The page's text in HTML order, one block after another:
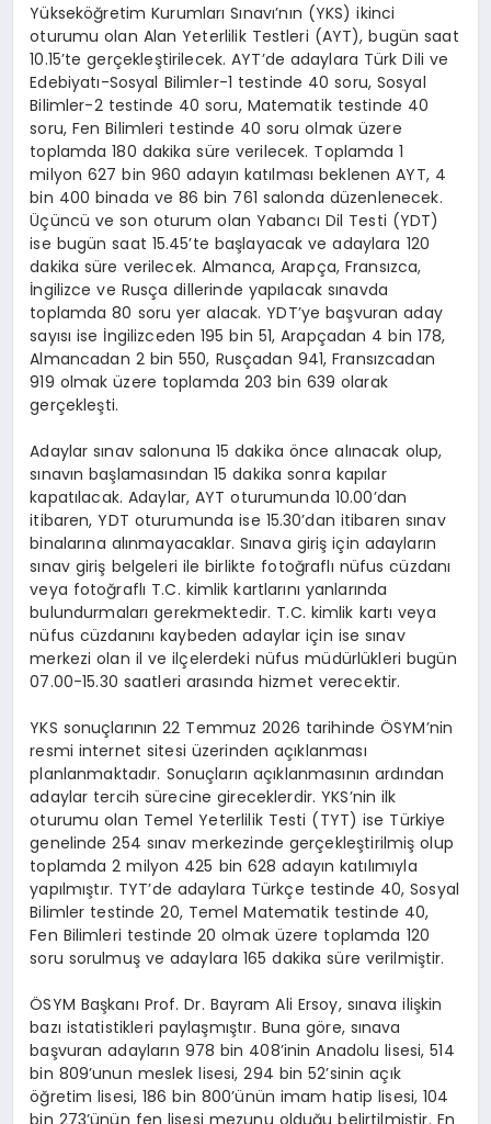
Yükseköğretim Kurumları Sınavı’nın (YKS) ikinci
oturumu olan Alan Yeterlilik Testleri (AYT), bugün saat
10.15’te gerçekleştirilecek. AYT’de adaylara Türk Dili ve
Edebiyatı-Sosyal Bilimler-1 testinde 40 soru, Sosyal
Bilimler-2 testinde 40 soru, Matematik testinde 40
soru, Fen Bilimleri testinde 40 soru olmak üzere
toplamda 180 dakika süre verilecek. Toplamda 1
milyon 627 bin 960 adayın katılması beklenen AYT, 4
bin 400 binada ve 86 bin 761 salonda düzenlenecek.
Üçüncü ve son oturum olan Yabancı Dil Testi (YDT)
ise bugün saat 15.45’te başlayacak ve adaylara 120
dakika süre verilecek. Almanca, Arapça, Fransızca,
İngilizce ve Rusça dillerinde yapılacak sınavda
toplamda 80 soru yer alacak. YDT’ye başvuran aday
sayısı ise İngilizceden 195 bin 51, Arapçadan 4 bin 178,
Almancadan 2 bin 550, Rusçadan 941, Fransızcadan
919 olmak üzere toplamda 203 bin 639 olarak
gerçekleşti.
Adaylar sınav salonuna 15 dakika önce alınacak olup,
sınavın başlamasından 15 dakika sonra kapılar
kapatılacak. Adaylar, AYT oturumunda 10.00’dan
itibaren, YDT oturumunda ise 15.30’dan itibaren sınav
binalarına alınmayacaklar. Sınava giriş için adayların
sınav giriş belgeleri ile birlikte fotoğraflı nüfus cüzdanı
veya fotoğraflı T.C. kimlik kartlarını yanlarında
bulundurmaları gerekmektedir. T.C. kimlik kartı veya
nüfus cüzdanını kaybeden adaylar için ise sınav
merkezi olan il ve ilçelerdeki nüfus müdürlükleri bugün
07.00-15.30 saatleri arasında hizmet verecektir.
YKS sonuçlarının 22 Temmuz 2026 tarihinde ÖSYM’nin
resmi internet sitesi üzerinden açıklanması
planlanmaktadır. Sonuçların açıklanmasının ardından
adaylar tercih sürecine gireceklerdir. YKS’nin ilk
oturumu olan Temel Yeterlilik Testi (TYT) ise Türkiye
genelinde 254 sınav merkezinde gerçekleştirilmiş olup
toplamda 2 milyon 425 bin 628 adayın katılımıyla
yapılmıştır. TYT’de adaylara Türkçe testinde 40, Sosyal
Bilimler testinde 20, Temel Matematik testinde 40,
Fen Bilimleri testinde 20 olmak üzere toplamda 120
soru sorulmuş ve adaylara 165 dakika süre verilmiştir.
ÖSYM Başkanı Prof. Dr. Bayram Ali Ersoy, sınava ilişkin
bazı istatistikleri paylaşmıştır. Buna göre, sınava
başvuran adayların 978 bin 408’inin Anadolu lisesi, 514
bin 809’unun meslek lisesi, 294 bin 52’sinin açık
öğretim lisesi, 186 bin 800’ünün imam hatip lisesi, 104
bin 273’ünün fen lisesi mezunu olduğu belirtilmiştir. En